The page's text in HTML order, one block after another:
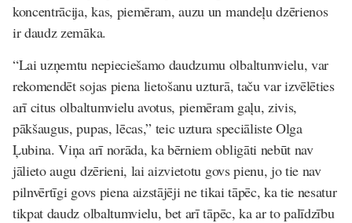
koncentrācija, kas, piemēram, auzu un mandeļu dzērienos
ir daudz zemāka.
“Lai uzņemtu nepieciešamo daudzumu olbaltumvielu, var
rekomendēt sojas piena lietošanu uzturā, taču var izvēlēties
arī citus olbaltumvielu avotus, piemēram gaļu, zivis,
pākšaugus, pupas, lēcas,” teic uztura speciāliste Olga
Ļubina. Viņa arī norāda, ka bērniem obligāti nebūt nav
jālieto augu dzērieni, lai aizvietotu govs pienu, jo tie nav
pilnvērtīgi govs piena aizstājēji ne tikai tāpēc, ka tie nesatur
tikpat daudz olbaltumvielu, bet arī tāpēc, ka ar to palīdzību